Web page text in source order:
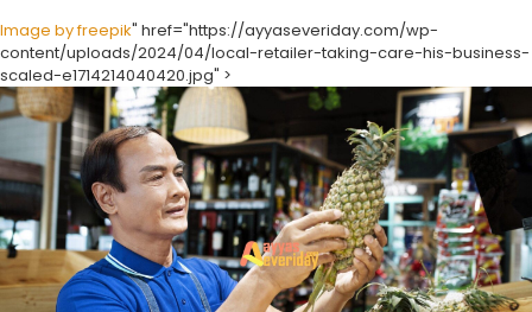
Image by freepik" href="https://ayyaseveriday.com/wp-
content/uploads/2024/04/local-retailer-taking-care-his-business-
scaled-e1714214040420.jpg" >